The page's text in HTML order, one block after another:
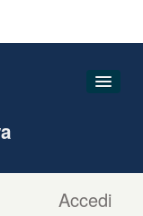
Accedi